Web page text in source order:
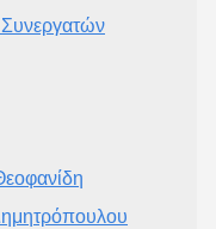
Συνεργατών